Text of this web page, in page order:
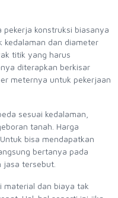
konstruksi biasanya
kedalaman dan diameter
titik yang harus
diterapkan berkisar
meternya untuk pekerjaan
sesuai kedalaman,
tanah. Harga
bisa mendapatkan
bertanya pada
jasa tersebut.
material dan biaya tak